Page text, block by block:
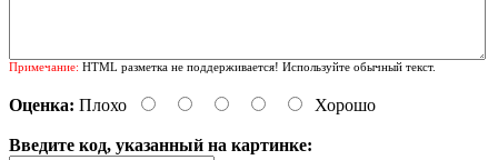
Примечание: HTML разметка не поддерживается! Используйте обычный текст.
Оценка: Плохо Хорошо
Введите код, указанный на картинке: